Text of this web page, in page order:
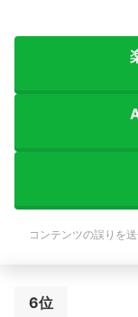
コンテンツの誤りを
6位